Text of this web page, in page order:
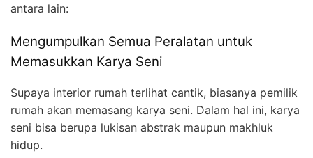
antara lain:
Mengumpulkan Semua Peralatan untuk
Memasukkan Karya Seni
Supaya interior rumah terlihat cantik, biasanya pemilik
rumah akan memasang karya seni. Dalam hal ini, karya
seni bisa berupa lukisan abstrak maupun makhluk
hidup.